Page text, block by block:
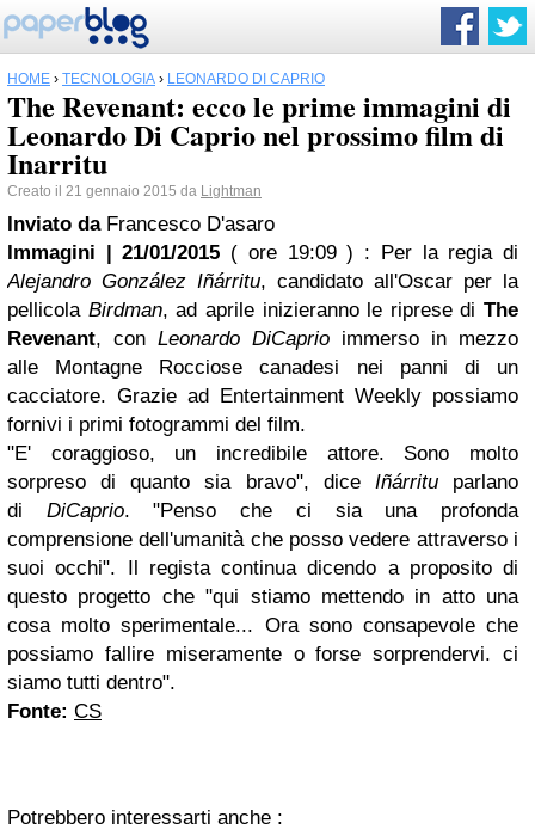
HOME › TECNOLOGIA › LEONARDO DI CAPRIO
The Revenant: ecco le prime immagini di
Leonardo Di Caprio nel prossimo film di
Inarritu
Creato il 21 gennaio 2015 da Lightman
Inviato da Francesco D'asaro
Immagini | 21/01/2015 ( ore 19:09 ) : Per la regia di
Alejandro González Iñárritu, candidato all'Oscar per la
pellicola Birdman, ad aprile inizieranno le riprese di The
Revenant, con Leonardo DiCaprio immerso in mezzo
alle Montagne Rocciose canadesi nei panni di un
cacciatore. Grazie ad Entertainment Weekly possiamo
fornivi i primi fotogrammi del film.
"E' coraggioso, un incredibile attore. Sono molto
sorpreso di quanto sia bravo", dice Iñárrituparlano
di DiCaprio. "Penso che ci sia una profonda
comprensione dell'umanità che posso vedere attraverso i
suoi occhi". Il regista continua dicendo a proposito di
questo progetto che "qui stiamo mettendo in atto una
cosa molto sperimentale... Ora sono consapevole che
possiamo fallire miseramente o forse sorprendervi. ci
siamo tutti dentro".
Fonte: CS
Potrebbero interessarti anche :